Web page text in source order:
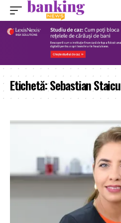
Etichetă:Sebastian Staicu